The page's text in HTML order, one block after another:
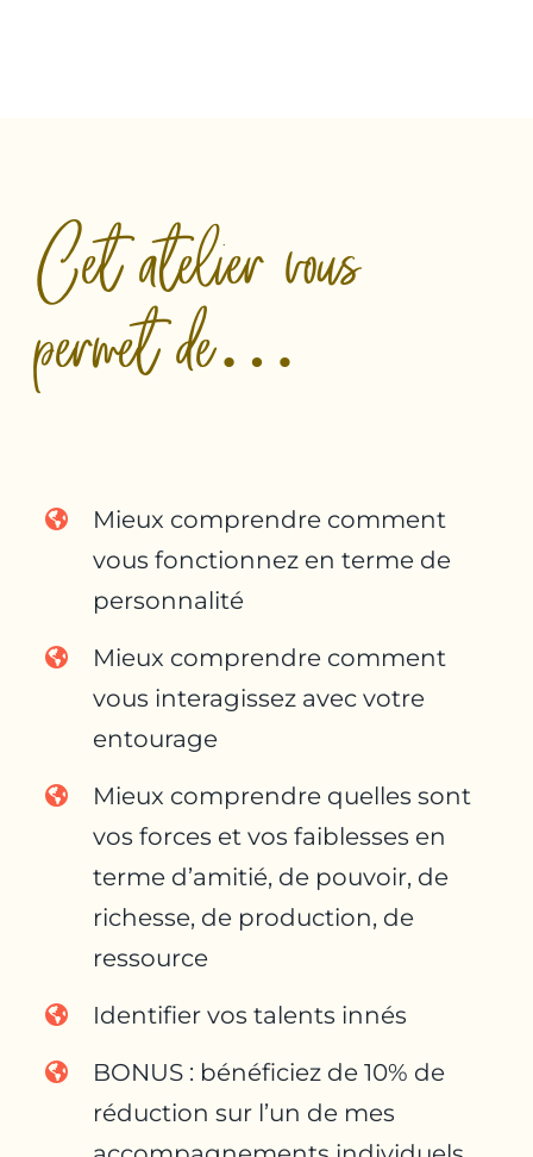
Cet atelier vous
permet de…
Mieux comprendre comment
vous fonctionnez en terme de
personnalité
Mieux comprendre comment
vous interagissez avec votre
entourage
Mieux comprendre quelles sont
vos forces et vos faiblesses en
terme d’amitié, de pouvoir, de
richesse, de production, de
ressource
Identifier vos talents innés
BONUS : bénéficiez de 10% de
réduction sur l’un de mes